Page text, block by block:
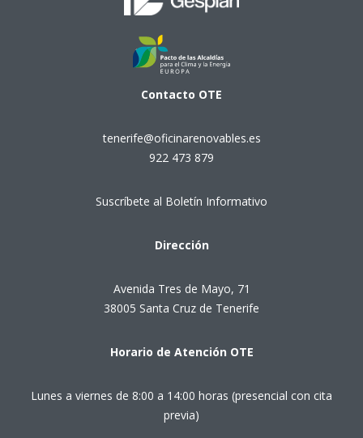
Contacto OTE
tenerife@oficinarenovables.es
922 473 879
Suscríbete al Boletín Informativo
Dirección
Avenida Tres de Mayo, 71
38005 Santa Cruz de Tenerife
Horario de Atención OTE
Lunes a viernes de 8:00 a 14:00 horas (presencial con cita
previa)